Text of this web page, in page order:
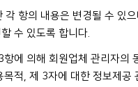
항의 내용은 변경될 수 있
수 있도록 합니다.
에 의해 회원업체 관리자의
목적, 제 3자에 대한 정보제공